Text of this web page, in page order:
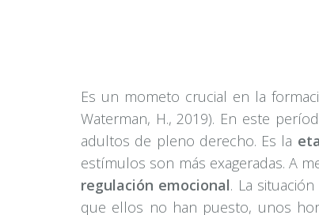
Es un mometo crucial en la
Waterman, H., 2019). En este
adultos de pleno derecho. Es la
estímulos son más exageradas. A
regulación emocional. La
que ellos no han puesto, unos